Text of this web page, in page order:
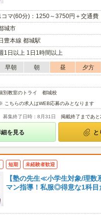
コマ(60分)：1250～3750円＋交通費
城市
豊本線 都城駅
1日以上 1日1時間以上
早朝 朝 昼 夕方
別教室のトライ 都城校
こちらの求人はWEB応募のみとなります
募集終了日時：8月31日 掲載終了まであと
を見る と
短期 未経験者歓迎
【塾の先生≪小学生対象/理
マン指導！私服◎得意な1科目